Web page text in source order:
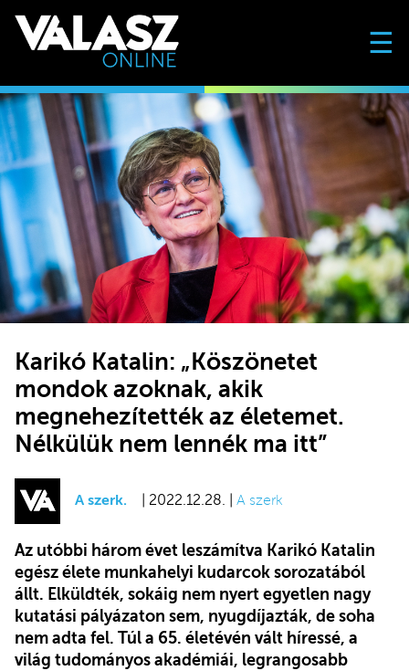
☰
Karikó Katalin: „Köszönetet
mondok azoknak, akik
megnehezítették az életemet.
Nélkülük nem lennék ma itt”
A szerk. | 2022.12.28. | A szerk
Az utóbbi három évet leszámítva Karikó Katalin
egész élete munkahelyi kudarcok sorozatából
állt. Elküldték, sokáig nem nyert egyetlen nagy
kutatási pályázaton sem, nyugdíjazták, de soha
nem adta fel. Túl a 65. életévén vált híressé, a
világ tudományos akadémiái, legrangosabb